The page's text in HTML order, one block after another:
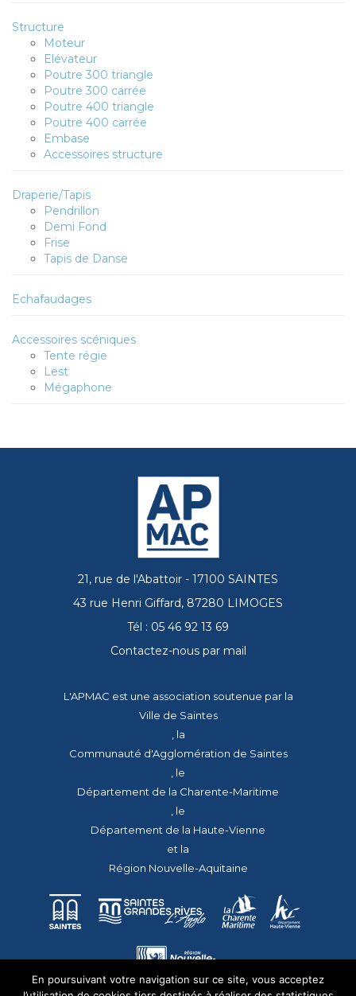
Structure
Moteur
Elévateur
Poutre 300 triangle
Poutre 300 carrée
Poutre 400 triangle
Poutre 400 carrée
Embase
Accessoires structure
Draperie/Tapis
Pendrillon
Demi Fond
Frise
Tapis de Danse
Echafaudages
Accessoires scéniques
Tente régie
Lest
Mégaphone
21, rue de l'Abattoir - 17100 SAINTES
43 rue Henri Giffard, 87280 LIMOGES
Tél : 05 46 92 13 69
Contactez-nous par mail
L'APMAC est une association soutenue par la
Ville de Saintes
, la
Communauté d'Agglomération de Saintes
, le
Département de la Charente-Maritime
, le
Département de la Haute-Vienne
et la
Région Nouvelle-Aquitaine
En poursuivant votre navigation sur ce site, vous acceptez